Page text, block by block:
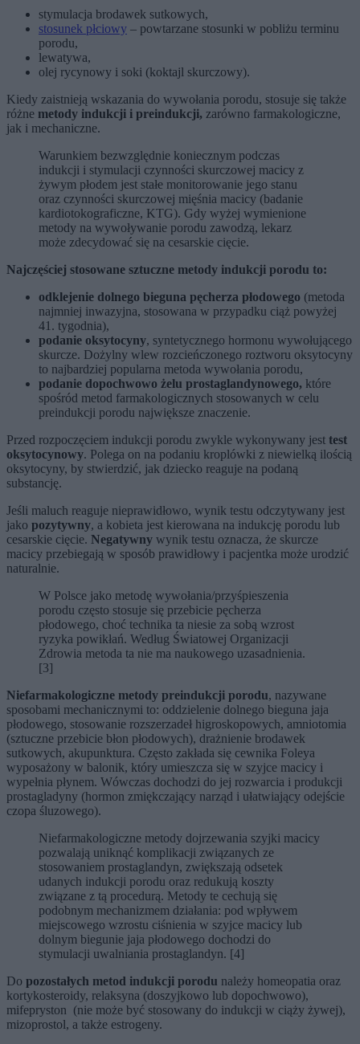
stymulacja brodawek sutkowych,
stosunek płciowy – powtarzane stosunki w pobliżu terminu
porodu,
lewatywa,
olej rycynowy i soki (koktajl skurczowy).
Kiedy zaistnieją wskazania do wywołania porodu, stosuje się także
różne metody indukcji i preindukcji, zarówno farmakologiczne,
jak i mechaniczne.
Warunkiem bezwzględnie koniecznym podczas
indukcji i stymulacji czynności skurczowej macicy z
żywym płodem jest stałe monitorowanie jego stanu
oraz czynności skurczowej mięśnia macicy (badanie
kardiotokograficzne, KTG). Gdy wyżej wymienione
metody na wywoływanie porodu zawodzą, lekarz
może zdecydować się na cesarskie cięcie.
Najczęściej stosowane sztuczne metody indukcji porodu to:
odklejenie dolnego bieguna pęcherza płodowego (metoda
najmniej inwazyjna, stosowana w przypadku ciąż powyżej
41. tygodnia),
podanie oksytocyny, syntetycznego hormonu wywołującego
skurcze. Dożylny wlew rozcieńczonego roztworu oksytocyny
to najbardziej popularna metoda wywołania porodu,
podanie dopochwowo żelu prostaglandynowego, które
spośród metod farmakologicznych stosowanych w celu
preindukcji porodu największe znaczenie.
Przed rozpoczęciem indukcji porodu zwykle wykonywany jest test
oksytocynowy. Polega on na podaniu kroplówki z niewielką ilością
oksytocyny, by stwierdzić, jak dziecko reaguje na podaną
substancję.
Jeśli maluch reaguje nieprawidłowo, wynik testu odczytywany jest
jako pozytywny, a kobieta jest kierowana na indukcję porodu lub
cesarskie cięcie. Negatywny wynik testu oznacza, że skurcze
macicy przebiegają w sposób prawidłowy i pacjentka może urodzić
naturalnie.
W Polsce jako metodę wywołania/przyśpieszenia
porodu często stosuje się przebicie pęcherza
płodowego, choć technika ta niesie za sobą wzrost
ryzyka powikłań. Według Światowej Organizacji
Zdrowia metoda ta nie ma naukowego uzasadnienia.
[3]
Niefarmakologiczne metody preindukcji porodu, nazywane
sposobami mechanicznymi to: oddzielenie dolnego bieguna jaja
płodowego, stosowanie rozszerzadeł higroskopowych, amniotomia
(sztuczne przebicie błon płodowych), drażnienie brodawek
sutkowych, akupunktura. Często zakłada się cewnika Foleya
wyposażony w balonik, który umieszcza się w szyjce macicy i
wypełnia płynem. Wówczas dochodzi do jej rozwarcia i produkcji
prostagladyny (hormon zmiękczający narząd i ułatwiający odejście
czopa śluzowego).
Niefarmakologiczne metody dojrzewania szyjki macicy
pozwalają uniknąć komplikacji związanych ze
stosowaniem prostaglandyn, zwiększają odsetek
udanych indukcji porodu oraz redukują koszty
związane z tą procedurą. Metody te cechują się
podobnym mechanizmem działania: pod wpływem
miejscowego wzrostu ciśnienia w szyjce macicy lub
dolnym biegunie jaja płodowego dochodzi do
stymulacji uwalniania prostaglandyn. [4]
Do pozostałych metod indukcji porodu należy homeopatia oraz
kortykosteroidy, relaksyna (doszyjkowo lub dopochwowo),
mifepryston (nie może być stosowany do indukcji w ciąży żywej),
mizoprostol, a także estrogeny.